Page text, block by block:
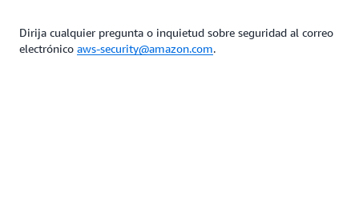
Dirija cualquier pregunta o inquietud sobre seguridad al correo
electrónico aws-security@amazon.com.